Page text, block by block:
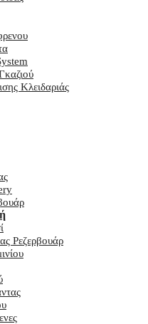
Κλειδαριάς
Ρεζερβουάρ